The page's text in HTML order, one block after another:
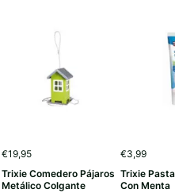
€19,95
Trixie Comedero Pájaros
Metálico Colgante
€3,99
Trixie
Con Menta